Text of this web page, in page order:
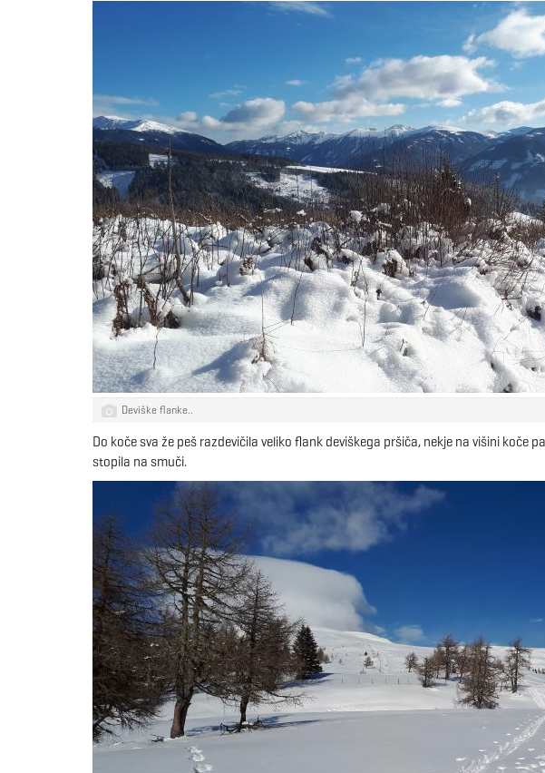
Deviške flanke..
Do koče sva že peš razdevičila veliko flank deviškega pršiča, nekje na višini koče
stopila na smuči.